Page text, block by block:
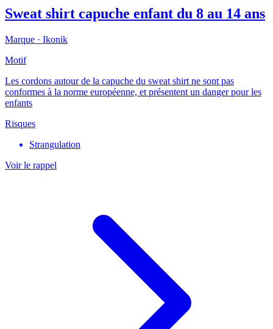
Sweat shirt capuche enfant du 8 au 14 ans
Marque · Ikonik
Motif
Les cordons autour de la capuche du sweat shirt ne sont pas
conformes à la norme européenne, et présentent un danger pour les
enfants
Risques
Strangulation
Voir le rappel